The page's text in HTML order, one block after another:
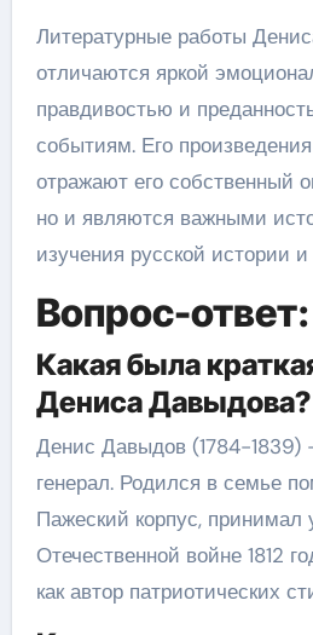
Литературные работы
отличаются яркой
правдивостью и
событиям. Его
отражают его собственный
но и являются важными
изучения русской истории
Вопрос-ответ:
Какая была
Дениса Давыдова?
Денис Давыдов (1784-1839)
генерал. Родился в семье
Пажеский корпус, принимал
Отечественной войне 1812
как автор патриотических